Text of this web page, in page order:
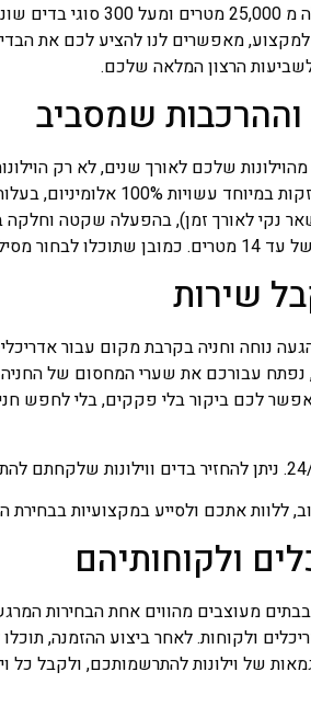
למקצוע, מאפשרים לנו להציע לכם את
הרצון המלאה שלכם.
שמסביב
שלכם לאורך שנים, לא רק
המכלול. לכן, אנחנו מייבאים
נקי לאורך זמן), בהפעלה שקטה וחלקה
לפינוק מירבי.
שירות
נוחה וחניה בקרבת מקום עבור
נפתח עבורכם את שערי המחסום של
לכם ביקור בלי פקקים, בלי לחפש
אתכם ולסייע במקצועיות בבחירת
ולקוחותיהם
מעוצבים מהווים אחת הבחירות
ולקוחות. לאחר ביצוע ההזמנה,
של וילונות להתרשמותכם, ולקבל כל